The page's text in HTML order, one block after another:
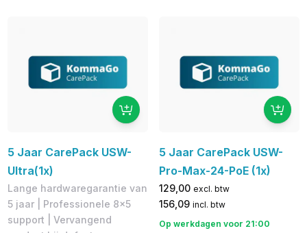
5 Jaar CarePack USW-
Ultra(1x)
Lange hardwaregarantie van
5 jaar | Professionele 8x5
support | Vervangend
5 Jaar CarePack USW-
Pro-Max-24-PoE (1x)
129,00 excl. btw
156,09 incl. btw
Op werkdagen voor 21:00